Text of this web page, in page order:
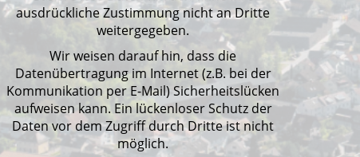
ausdrückliche Zustimmung nicht an Dritte
weitergegeben.
Wir weisen darauf hin, dass die
Datenübertragung im Internet (z.B. bei der
Kommunikation per E-Mail) Sicherheitslücken
aufweisen kann. Ein lückenloser Schutz der
Daten vor dem Zugriff durch Dritte ist nicht
möglich.